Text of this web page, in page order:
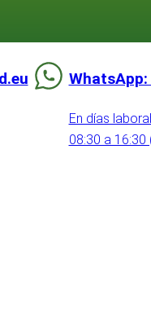
En días
08:30 a 16:30